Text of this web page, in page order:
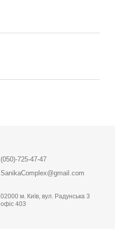
(050)-725-47-47
SanikaComplex@gmail.com
02000 м. Київ, вул. Радунська 3
офіс 403